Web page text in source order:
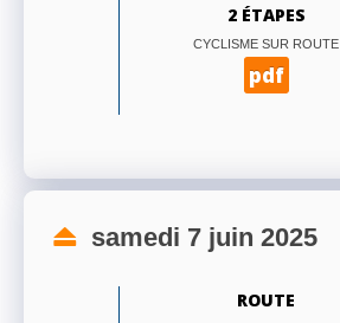
2 ÉTAPES
CYCLISME SUR ROUTE
pdf
samedi 7 juin 2025
ROUTE